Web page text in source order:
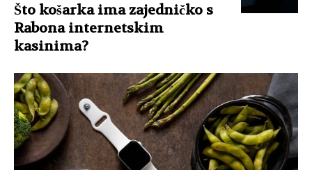
Što košarka ima zajedničko s
Rabona internetskim
kasinima?